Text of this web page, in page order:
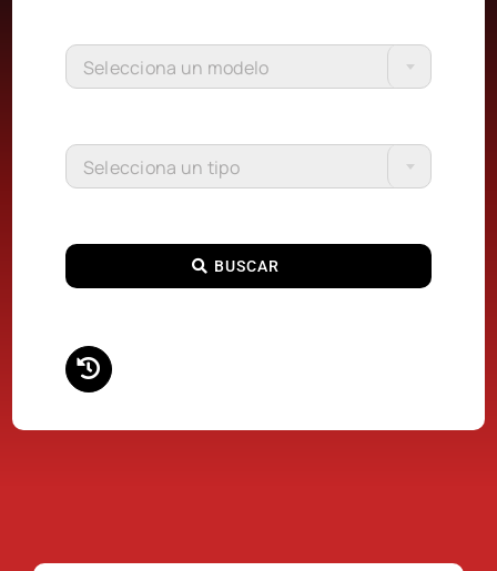
Selecciona un modelo
Selecciona un tipo
BUSCAR